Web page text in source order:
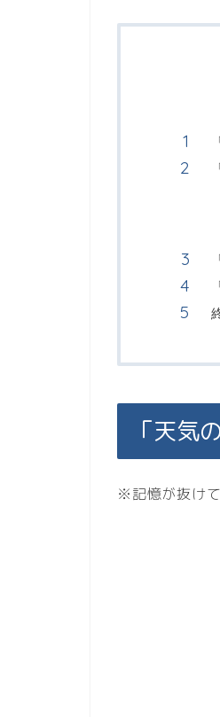
「天気
※記憶が抜け